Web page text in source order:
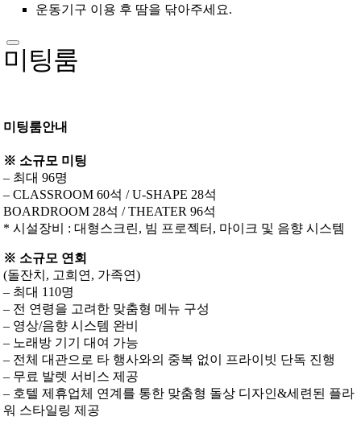
운동기구 이용 후 땀을 닦아주세요.
미팅룸
미팅룸안내
※ 소규모 미팅
– 최대 96명
– CLASSROOM 60석 / U-SHAPE 28석
BOARDROOM 28석 / THEATER 96석
* 시설장비 : 대형스크린, 빔 프로젝터, 마이크 및 음향 시스템
※ 소규모 연회
(돌잔치, 고희연, 가족연)
– 최대 110명
– 전 연령을 고려한 맞춤형 메뉴 구성
– 영상/음향 시스템 완비
– 노래방 기기 대여 가능
– 전체 대관으로 타 행사와의 중복 없이 프라이빗 단독 진행
– 무료 발렛 서비스 제공
– 호텔 제휴업체 연계를 통한 맞춤형 돌상 디자인&세련된 플라
워 스타일링 제공